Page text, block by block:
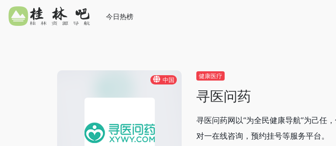
今日热榜
中国
健康医疗
寻医问药
寻医问药网以“为全民健康导航”为己任
对一在线咨询，预约挂号等服务平台。